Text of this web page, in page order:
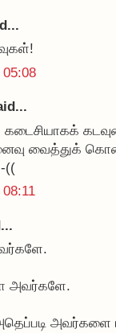
வைத்துக்
((
அவர்களே.